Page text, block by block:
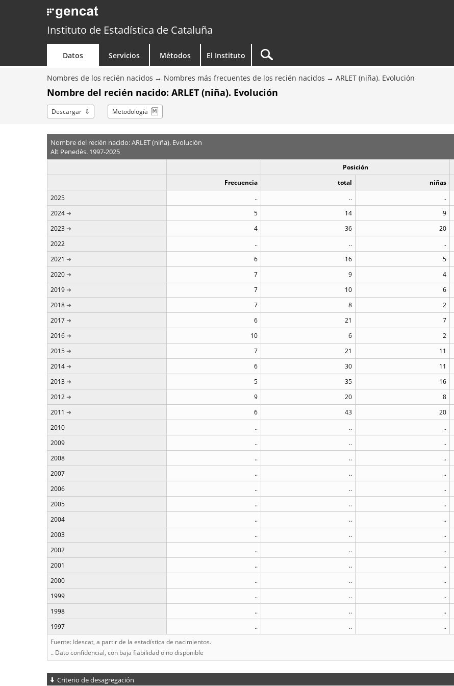
Instituto de Estadística de Cataluña
Datos Servicios Métodos El Instituto
Nombres de los recién nacidos Nombres más frecuentes de los recién nacidos ARLET (niña). Evolución
Nombre del recién nacido: ARLET (niña). Evolución
Descargar Metodología
Nombre del recién nacido: ARLET (niña). Evolución
Alt Penedès. 1997-2025
Posición
Frecuencia
total niñas
2025
.. .. ..
2024
5 14 9
2023
4 36 20
2022
.. .. ..
2021
6 16 5
2020
7 9 4
2019
7 10 6
2018
7 8 2
2017
6 21 7
2016
10 6 2
2015
7 21 11
2014
6 30 11
2013
5 35 16
2012
9 20 8
2011
6 43 20
2010
.. .. ..
2009
.. .. ..
2008
.. .. ..
2007
.. .. ..
2006
.. .. ..
2005
.. .. ..
2004
.. .. ..
2003
.. .. ..
2002
.. .. ..
2001
.. .. ..
2000
.. .. ..
1999
.. .. ..
1998
.. .. ..
1997
.. .. ..
Fuente: Idescat, a partir de la estadística de nacimientos.
.. Dato confidencial, con baja fiabilidad o no disponible
Criterio de desagregación